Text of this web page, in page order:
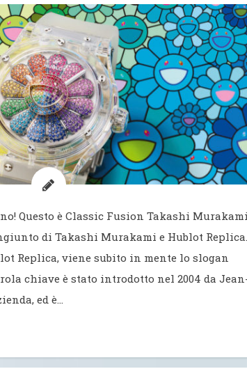
no! Questo è Classic Fusion Takashi Murakami
di Takashi Murakami e Hublot Replica.
Replica, viene subito in mente lo slogan
chiave è stato introdotto nel 2004 da
ed è…